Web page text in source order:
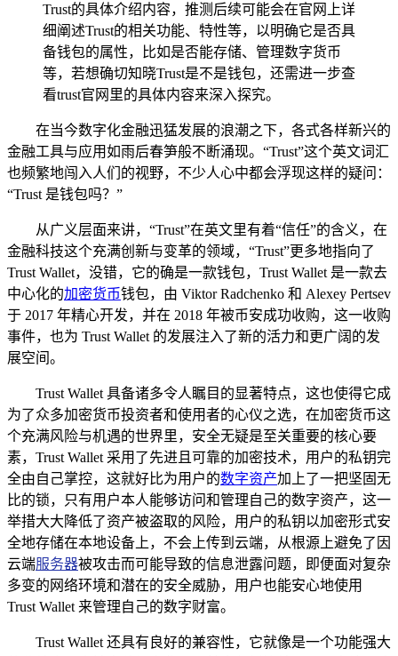
Trust的具体介绍内容，推测后续可能会在官网上详
细阐述Trust的相关功能、特性等，以明确它是否具
备钱包的属性，比如是否能存储、管理数字货币
等，若想确切知晓Trust是不是钱包，还需进一步查
看trust官网里的具体内容来深入探究。
在当今数字化金融迅猛发展的浪潮之下，各式各样新兴的
金融工具与应用如雨后春笋般不断涌现。“Trust”这个英文词汇
也频繁地闯入人们的视野，不少人心中都会浮现这样的疑问：
“Trust 是钱包吗？”
从广义层面来讲，“Trust”在英文里有着“信任”的含义，在
金融科技这个充满创新与变革的领域，“Trust”更多地指向了
Trust Wallet，没错，它的确是一款钱包，Trust Wallet 是一款去
中心化的加密货币钱包，由 Viktor Radchenko 和 Alexey Pertsev
于 2017 年精心开发，并在 2018 年被币安成功收购，这一收购
事件，也为 Trust Wallet 的发展注入了新的活力和更广阔的发
展空间。
Trust Wallet 具备诸多令人瞩目的显著特点，这也使得它成
为了众多加密货币投资者和使用者的心仪之选，在加密货币这
个充满风险与机遇的世界里，安全无疑是至关重要的核心要
素，Trust Wallet 采用了先进且可靠的加密技术，用户的私钥完
全由自己掌控，这就好比为用户的数字资产加上了一把坚固无
比的锁，只有用户本人能够访问和管理自己的数字资产，这一
举措大大降低了资产被盗取的风险，用户的私钥以加密形式安
全地存储在本地设备上，不会上传到云端，从根源上避免了因
云端服务器被攻击而可能导致的信息泄露问题，即便面对复杂
多变的网络环境和潜在的安全威胁，用户也能安心地使用
Trust Wallet 来管理自己的数字财富。
Trust Wallet 还具有良好的兼容性，它就像是一个功能强大